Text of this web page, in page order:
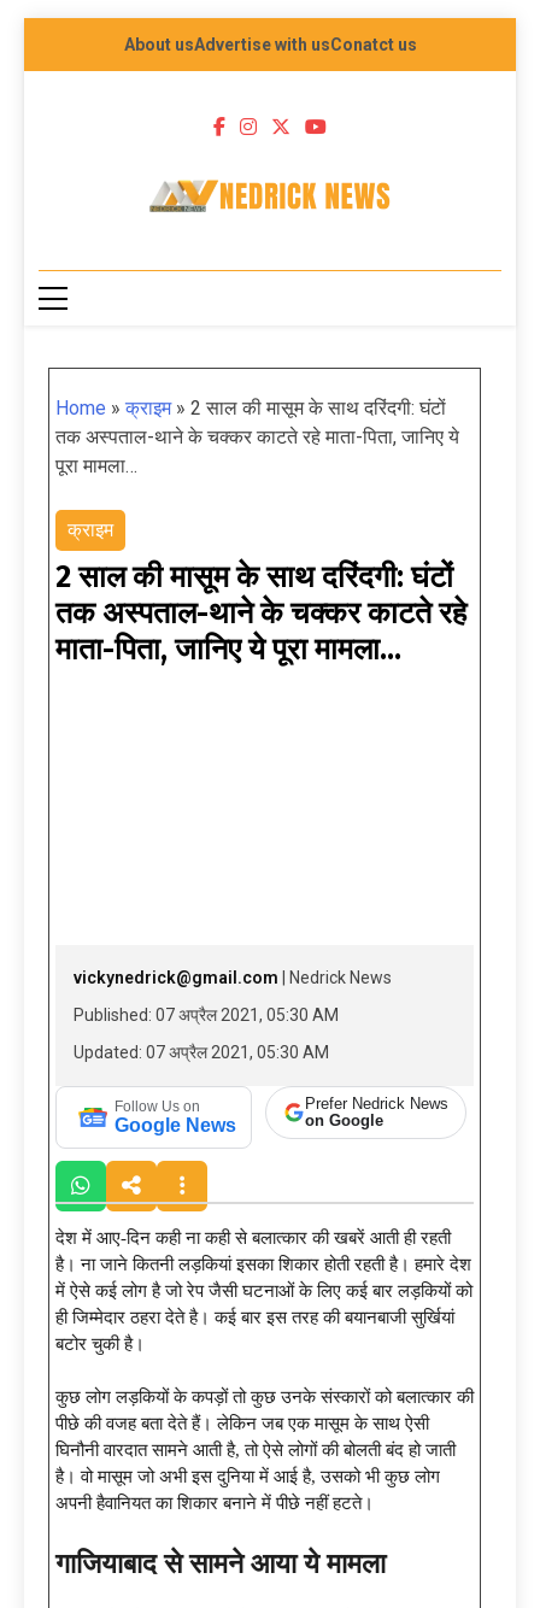
About usAdvertise with usConatct us
NEDRICK NEWS
Home »क्राइम» 2 साल की मासूम के साथ दरिंदगी: घंटों
तक अस्पताल-थाने के चक्कर काटते रहे माता-पिता, जानिए ये
पूरा मामला…
क्राइम
2 साल की मासूम के साथ दरिंदगी: घंटों
तक अस्पताल-थाने के चक्कर काटते रहे
माता-पिता, जानिए ये पूरा मामला…
vickynedrick@gmail.com | Nedrick News
Published: 07 अप्रैल 2021, 05:30 AM
Updated: 07 अप्रैल 2021, 05:30 AM
Follow Us on
Google News
Prefer Nedrick News
on Google
देश में आए-दिन कही ना कही से बलात्कार की खबरें आती ही रहती
है। ना जाने कितनी लड़कियां इसका शिकार होती रहती है। हमारे देश
में ऐसे कई लोग है जो रेप जैसी घटनाओं के लिए कई बार लड़कियों को
ही जिम्मेदार ठहरा देते है। कई बार इस तरह की बयानबाजी सुर्खियां
बटोर चुकी है।
कुछ लोग लड़कियों के कपड़ों तो कुछ उनके संस्कारों को बलात्कार की
पीछे की वजह बता देते हैं। लेकिन जब एक मासूम के साथ ऐसी
घिनौनी वारदात सामने आती है, तो ऐसे लोगों की बोलती बंद हो जाती
है। वो मासूम जो अभी इस दुनिया में आई है, उसको भी कुछ लोग
अपनी हैवानियत का शिकार बनाने में पीछे नहीं हटते।
गाजियाबाद से सामने आया ये मामला